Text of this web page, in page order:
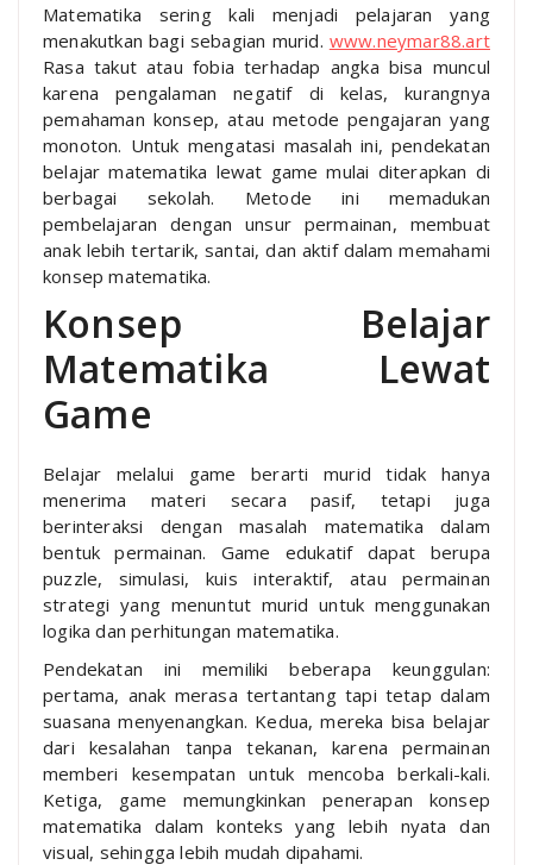
Matematika sering kali menjadi pelajaran yang
menakutkan bagi sebagian murid. www.neymar88.art
Rasa takut atau fobia terhadap angka bisa muncul
karena pengalaman negatif di kelas, kurangnya
pemahaman konsep, atau metode pengajaran yang
monoton. Untuk mengatasi masalah ini, pendekatan
belajar matematika lewat game mulai diterapkan di
berbagai sekolah. Metode ini memadukan
pembelajaran dengan unsur permainan, membuat
anak lebih tertarik, santai, dan aktif dalam memahami
konsep matematika.
Konsep Belajar
Matematika Lewat
Game
Belajar melalui game berarti murid tidak hanya
menerima materi secara pasif, tetapi juga
berinteraksi dengan masalah matematika dalam
bentuk permainan. Game edukatif dapat berupa
puzzle, simulasi, kuis interaktif, atau permainan
strategi yang menuntut murid untuk menggunakan
logika dan perhitungan matematika.
Pendekatan ini memiliki beberapa keunggulan:
pertama, anak merasa tertantang tapi tetap dalam
suasana menyenangkan. Kedua, mereka bisa belajar
dari kesalahan tanpa tekanan, karena permainan
memberi kesempatan untuk mencoba berkali-kali.
Ketiga, game memungkinkan penerapan konsep
matematika dalam konteks yang lebih nyata dan
visual, sehingga lebih mudah dipahami.